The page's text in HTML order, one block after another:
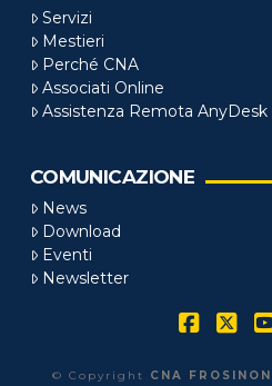
Servizi
Mestieri
Perché CNA
Associati Online
Assistenza Remota AnyDesk
COMUNICAZIONE
News
Download
Eventi
Newsletter
© Copyright CNA